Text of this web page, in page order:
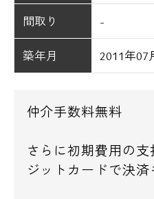
間取り -
築年月 2011年07
仲介手数料無料
さらに初期費用の
ジットカードで決